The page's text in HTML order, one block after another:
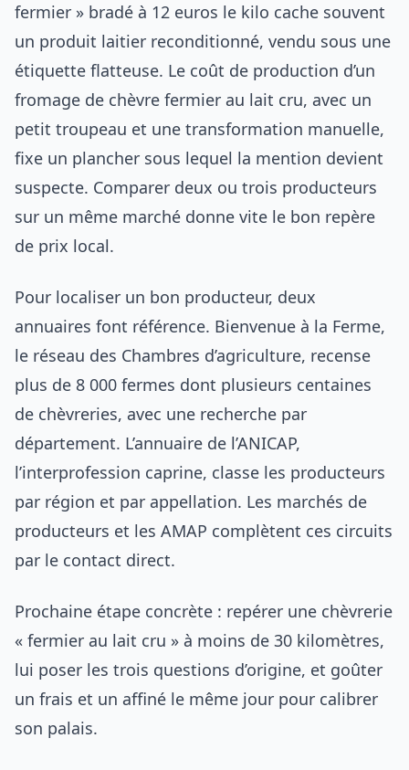
fermier » bradé à 12 euros le kilo cache souvent
un produit laitier reconditionné, vendu sous une
étiquette flatteuse. Le coût de production d’un
fromage de chèvre fermier au lait cru, avec un
petit troupeau et une transformation manuelle,
fixe un plancher sous lequel la mention devient
suspecte. Comparer deux ou trois producteurs
sur un même marché donne vite le bon repère
de prix local.
Pour localiser un bon producteur, deux
annuaires font référence. Bienvenue à la Ferme,
le réseau des Chambres d’agriculture, recense
plus de 8 000 fermes dont plusieurs centaines
de chèvreries, avec une recherche par
département. L’annuaire de l’ANICAP,
l’interprofession caprine, classe les producteurs
par région et par appellation. Les marchés de
producteurs et les AMAP complètent ces circuits
par le contact direct.
Prochaine étape concrète : repérer une chèvrerie
« fermier au lait cru » à moins de 30 kilomètres,
lui poser les trois questions d’origine, et goûter
un frais et un affiné le même jour pour calibrer
son palais.